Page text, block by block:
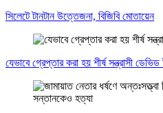
সিলেটে টানটান উত্তেজনা, বিজিবি মোতায়েন
যেভাবে গ্রেপ্তার করা হয় শীর্ষ সন্ত্রাসী